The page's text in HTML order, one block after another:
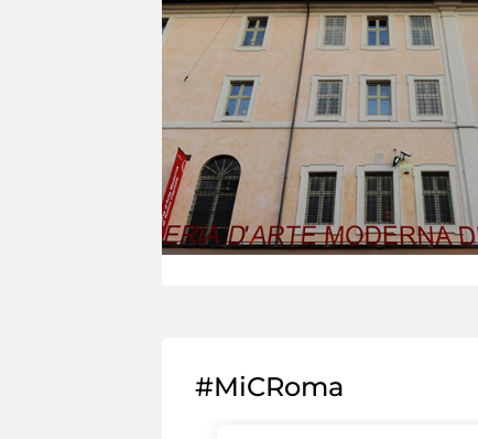
#MiCRoma